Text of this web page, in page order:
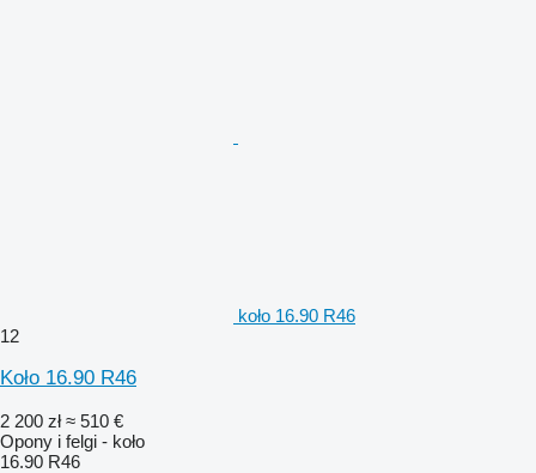
koło 16.90 R46
12
Koło 16.90 R46
2 200 zł ≈ 510 €
Opony i felgi - koło
16.90 R46